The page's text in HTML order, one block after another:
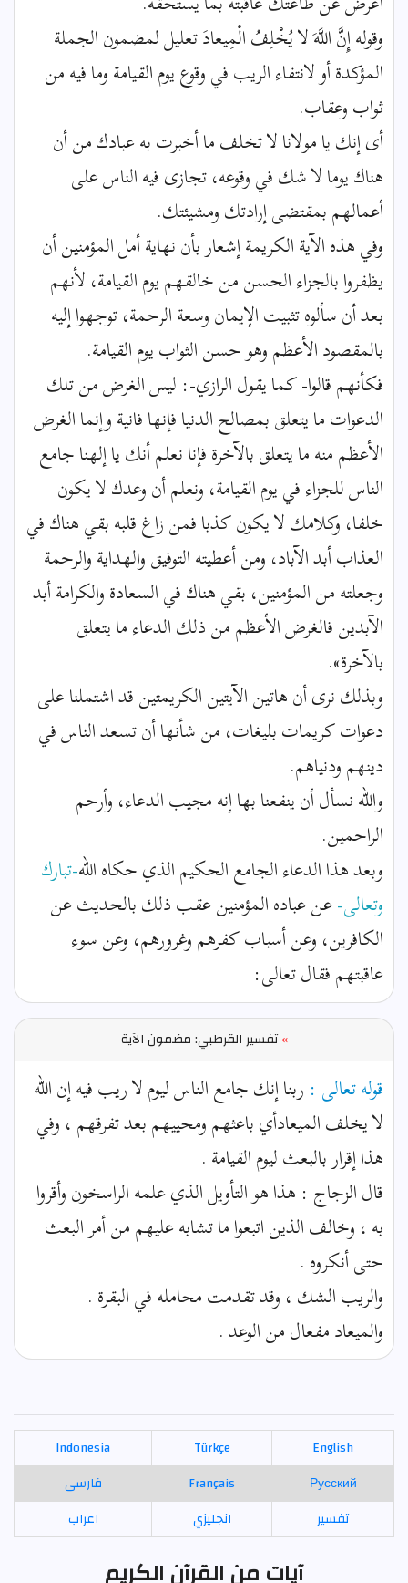
وقوله إِنَّ اللَّهَ لا يُخْلِفُ الْمِيعادَ تعليل لمضمون الجملة
المؤكدة أو لانتفاء الريب في وقوع يوم القيامة وما فيه من
ثواب وعقاب.
أى إنك يا مولانا لا تخلف ما أخبرت به عبادك من أن
هناك يوما لا شك في وقوعه، تجازى فيه الناس على
أعمالهم بمقتضى إرادتك ومشيئتك.
وفي هذه الآية الكريمة إشعار بأن نهاية أمل المؤمنين أن
يظفروا بالجزاء الحسن من خالقهم يوم القيامة، لأنهم
بعد أن سألوه تثبيت الإيمان وسعة الرحمة، توجهوا إليه
بالمقصود الأعظم وهو حسن الثواب يوم القيامة.
فكأنهم قالوا- كما يقول الرازي-: ليس الغرض من تلك
الدعوات ما يتعلق بمصالح الدنيا فإنها فانية وإنما الغرض
الأعظم منه ما يتعلق بالآخرة فإنا نعلم أنك يا إلهنا جامع
الناس للجزاء في يوم القيامة، ونعلم أن وعدك لا يكون
خلفا، وكلامك لا يكون كذبا فمن زاغ قلبه بقي هناك في
العذاب أبد الآباد، ومن أعطيته التوفيق والهداية والرحمة
وجعلته من المؤمنين، بقي هناك في السعادة والكرامة أبد
الآبدين فالغرض الأعظم من ذلك الدعاء ما يتعلق
بالآخرة».
وبذلك نرى أن هاتين الآيتين الكريمتين قد اشتملنا على
دعوات كريمات بليغات، من شأنها أن تسعد الناس في
دينهم ودنياهم.
والله نسأل أن ينفعنا بها إنه مجيب الدعاء، وأرحم
الراحمين.
وبعد هذا الدعاء الجامع الحكيم الذي حكاه الله-تبارك
وتعالى-عن عباده المؤمنين عقب ذلك بالحديث عن
الكافرين، وعن أسباب كفرهم وغرورهم، وعن سوء
عاقبتهم فقال تعالى:
» تفسير القرطبي: مضمون الآية
قوله تعالى : ربنا إنك جامع الناس ليوم لا ريب فيه إن الله
لا يخلف الميعادأي باعثهم ومحييهم بعد تفرقهم ، وفي
هذا إقرار بالبعث ليوم القيامة .
قال الزجاج : هذا هو التأويل الذي علمه الراسخون وأقروا
به ، وخالف الذين اتبعوا ما تشابه عليهم من أمر البعث
حتى أنكروه .
والريب الشك ، وقد تقدمت محامله في البقرة .
والميعاد مفعال من الوعد .
English
Türkçe
Indonesia
Русский
Français
فارسی
تفسير
انجليزي اعراب
آيات من القرآن الكريم